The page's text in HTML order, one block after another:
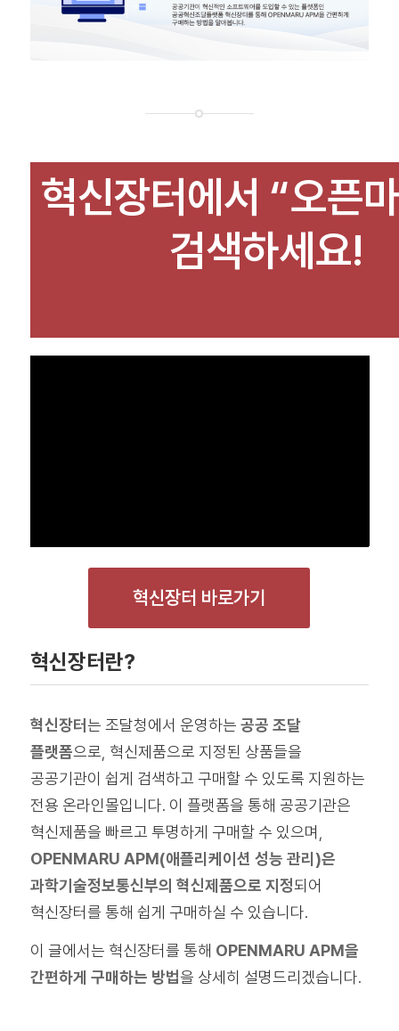
혁신장터에서 “오픈
검색하세요!
혁신장터 바로가기
혁신장터란?
혁신장터는 조달청에서 운영하는 공공 조달
플랫폼으로, 혁신제품으로 지정된 상품들을
공공기관이 쉽게 검색하고 구매할 수 있도록 지원하는
전용 온라인몰입니다. 이 플랫폼을 통해 공공기관은
혁신제품을 빠르고 투명하게 구매할 수 있으며,
OPENMARU APM(애플리케이션 성능 관리)은
과학기술정보통신부의 혁신제품으로 지정되어
혁신장터를 통해 쉽게 구매하실 수 있습니다.
이 글에서는 혁신장터를 통해 OPENMARU APM을
간편하게 구매하는 방법을 상세히 설명드리겠습니다.